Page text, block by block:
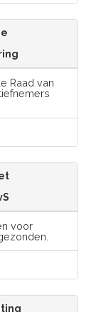
Raad van
voor